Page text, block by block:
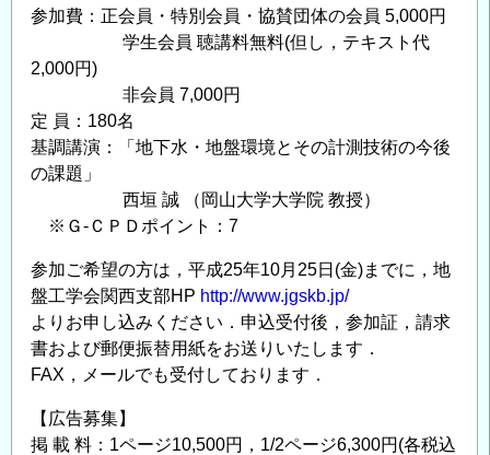
参加費：正会員・特別会員・協賛団体の会員 5,000円
学生会員 聴講料無料(但し，テキスト代
2,000円)
非会員 7,000円
定 員：180名
基調講演：「地下水・地盤環境とその計測技術の今後
の課題」
西垣 誠 （岡山大学大学院 教授）
※Ｇ-ＣＰＤポイント：7
参加ご希望の方は，平成25年10月25日(金)までに，地
盤工学会関西支部HP http://www.jgskb.jp/
よりお申し込みください．申込受付後，参加証，請求
書および郵便振替用紙をお送りいたします．
FAX，メールでも受付しております．
【広告募集】
掲 載 料：1ページ10,500円，1/2ページ6,300円(各税込